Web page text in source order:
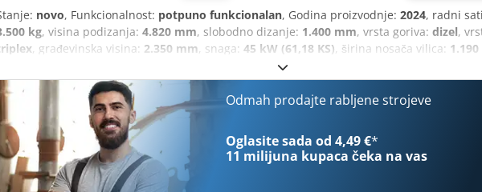
novo, Funkcionalnost: potpuno funkcionalan, Godina proizvodnje: 2024, radni
kg, visina podizanja: 4.820 mm, slobodno dizanje: 1.400 mm, vrsta goriva: dizel,
, građevinska visina: 2.350 mm, snaga: 45 kW (61,18 KS), širina nosača vilica:
, ukupna duljina:
1.290 mm, Dizelski viličar Težišna točka tereta: 500 ISO klasa: ISO klasa 3 =
jarbola: Triplex Mjenjač: pretvarač momenta Klasa brzine: 20 Stanje: novo vozilo
gume tip: superelastične Prednje gume veličina: 28-9 x15 Prednje gume stanje: 80
gume tip: superelastične Credpfx Aksy U R Dcj Eef Stražnje gume veličina: 6.50x10
- 100% Bočni pomak, 3. ventil, 4. ventil, radna svjetla stražnja, radna svjetla prednja,
potpuno zatvorena kabina, puni slobodni hod, CE certifikat, unutarnje ogledalo,
svjetlo, brisač,
Odmah prodajte rabljene strojeve
Oglasite sada od 4,49 €*
11 milijuna kupaca čeka na vas